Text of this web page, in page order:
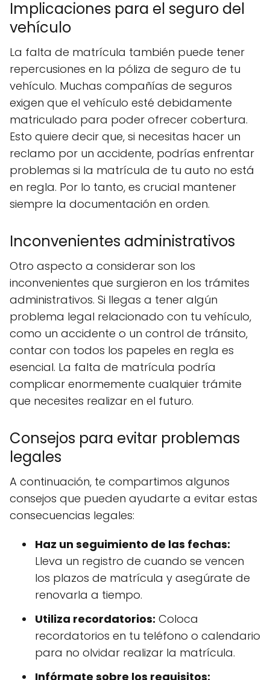
Implicaciones para el seguro del
vehículo
La falta de matrícula también puede tener
repercusiones en la póliza de seguro de tu
vehículo. Muchas compañías de seguros
exigen que el vehículo esté debidamente
matriculado para poder ofrecer cobertura.
Esto quiere decir que, si necesitas hacer un
reclamo por un accidente, podrías enfrentar
problemas si la matrícula de tu auto no está
en regla. Por lo tanto, es crucial mantener
siempre la documentación en orden.
Inconvenientes administrativos
Otro aspecto a considerar son los
inconvenientes que surgieron en los trámites
administrativos. Si llegas a tener algún
problema legal relacionado con tu vehículo,
como un accidente o un control de tránsito,
contar con todos los papeles en regla es
esencial. La falta de matrícula podría
complicar enormemente cualquier trámite
que necesites realizar en el futuro.
Consejos para evitar problemas
legales
A continuación, te compartimos algunos
consejos que pueden ayudarte a evitar estas
consecuencias legales:
Haz un seguimiento de las fechas:
Lleva un registro de cuando se vencen
los plazos de matrícula y asegúrate de
renovarla a tiempo.
Utiliza recordatorios: Coloca
recordatorios en tu teléfono o calendario
para no olvidar realizar la matrícula.
Infórmate sobre los requisitos: